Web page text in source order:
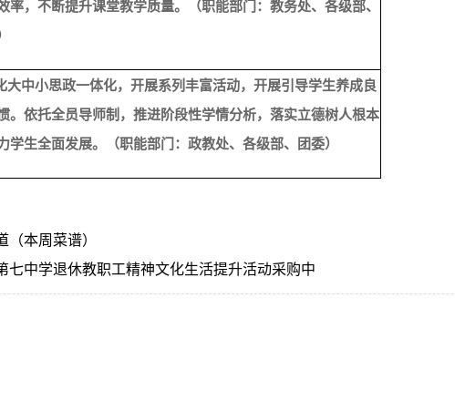
率，不断提升课堂教学质量。（职能部门：教务处、各级部、
大中小思政一体化，开展系列丰富活动，开展引导学生养成良
。依托全员导师制，推进阶段性学情分析，落实立德树人根本
学生全面发展。（职能部门：政教处、各级部、团委）
（本周菜谱）
七中学退休教职工精神文化生活提升活动采购中